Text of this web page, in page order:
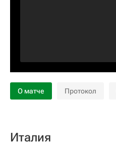
О матче Протокол
Италия